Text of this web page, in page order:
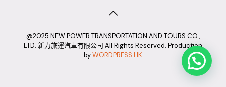
@2025 NEW POWER TRANSPORTATION AND TOURS CO.,
LTD. 新力旅運汽車有限公司 All Rights Reserved. Production
byWORDPRESS HK